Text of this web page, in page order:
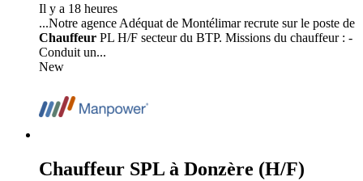
Il y a 18 heures
...Notre agence Adéquat de Montélimar recrute sur le poste de
Chauffeur PL H/F secteur du BTP. Missions du chauffeur : -
Conduit un...
New
Chauffeur SPL à Donzère (H/F)